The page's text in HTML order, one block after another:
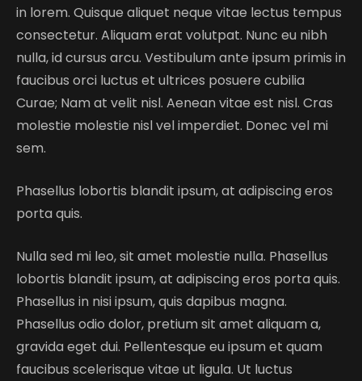
in lorem. Quisque aliquet neque vitae lectus tempus
consectetur. Aliquam erat volutpat. Nunc eu nibh
nulla, id cursus arcu. Vestibulum ante ipsum primis in
faucibus orci luctus et ultrices posuere cubilia
Curae; Nam at velit nisl. Aenean vitae est nisl. Cras
molestie molestie nisl vel imperdiet. Donec vel mi
sem.
Phasellus lobortis blandit ipsum, at adipiscing eros
porta quis.
Nulla sed mi leo, sit amet molestie nulla. Phasellus
lobortis blandit ipsum, at adipiscing eros porta quis.
Phasellus in nisi ipsum, quis dapibus magna.
Phasellus odio dolor, pretium sit amet aliquam a,
gravida eget dui. Pellentesque eu ipsum et quam
faucibus scelerisque vitae ut ligula. Ut luctus